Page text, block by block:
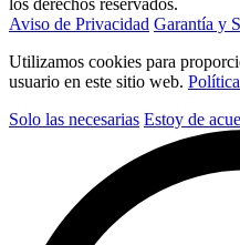
los derechos reservados.
Aviso de Privacidad Garantía y
Utilizamos cookies para
usuario en este sitio web.
Solo las necesarias Estoy de